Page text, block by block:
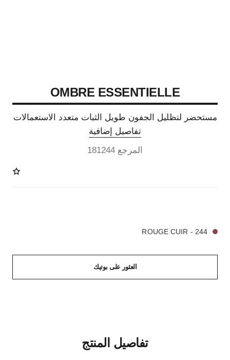
OMBRE ESSENTIELLE
مستحضر لتظليل الجفون طويل الثبات متعدد الاستعمالات
تفاصيل إضافية
المرجع 181244
244 - ROUGE CUIR
العثور على بوتيك
تفاصيل المنتج